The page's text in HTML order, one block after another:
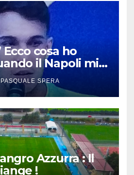
Ecco cosa ho
il Napoli mi
!”
PASQUALE SPERA
Azzurra : Il
!